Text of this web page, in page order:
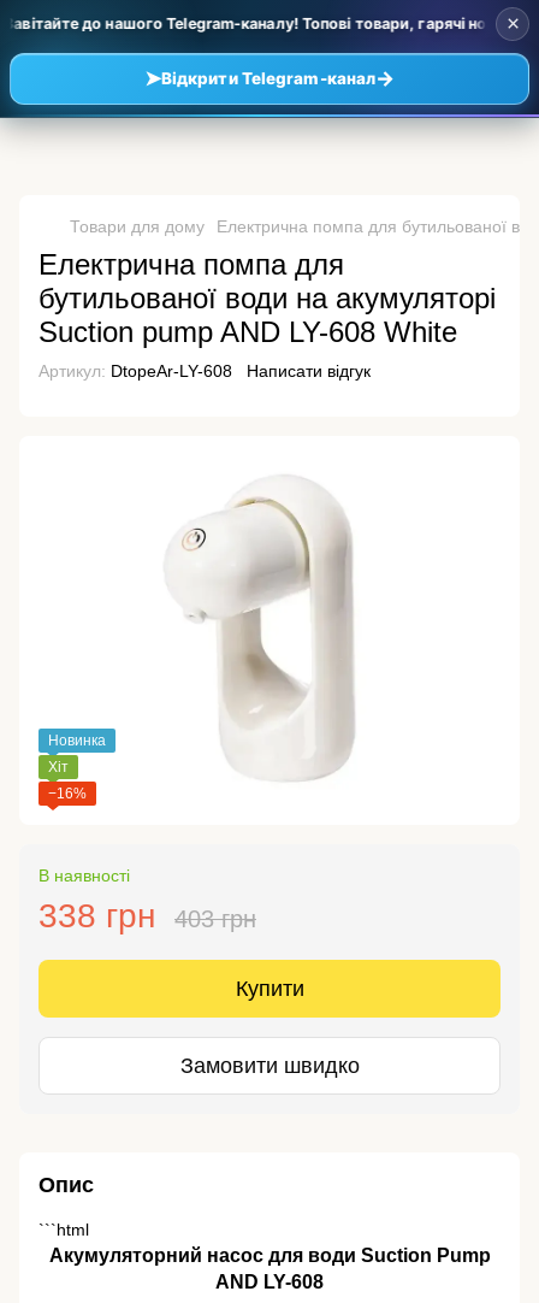
до нашого Telegram-каналу! Топові товари, гарячі новинки
➤Відкрити Telegram-канал→
×
Товари для дому Електрична помпа для бутильованої
Електрична помпа для
бутильованої води на акумуляторі
Suction pump AND LY-608 White
Артикул: DtopeAr-LY-608 Написати відгук
Новинка
Хіт
−16%
В наявності
338 грн 403 грн
Купити
Замовити швидко
Опис
```html
Акумуляторний насос для води Suction Pump
AND LY-608